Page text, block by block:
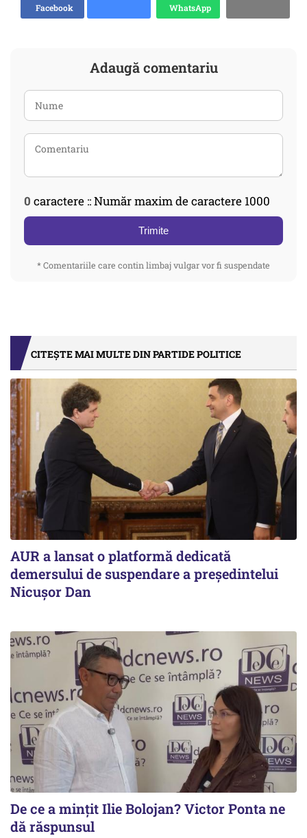
Facebook
WhatsApp
Adaugă comentariu
0 caractere :: Număr maxim de caractere 1000
Trimite
* Comentariile care contin limbaj vulgar vor fi suspendate
CITEȘTE MAI MULTE DIN PARTIDE POLITICE
AUR a lansat o platformă dedicată
demersului de suspendare a președintelui
Nicușor Dan
De ce a mințit Ilie Bolojan? Victor Ponta ne
dă răspunsul